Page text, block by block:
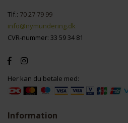
Tlf.: 70 27 79 99
info@nymundering.dk
CVR-nummer: 33 59 34 81
Her kan du betale med:
Information